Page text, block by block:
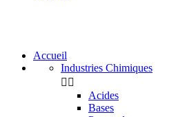
Accueil
Industries Chimiques
 
Acides
Bases